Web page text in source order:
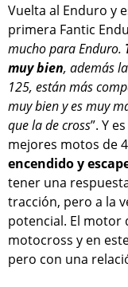
Vuelta al Enduro y
primera Fantic
mucho para Enduro.
muy bien, además
125, están más
muy bien y es muy
que la de cross”. Y
mejores motos de
encendido y
tener una
tracción, pero a la
potencial. El motor
motocross y en
pero con una